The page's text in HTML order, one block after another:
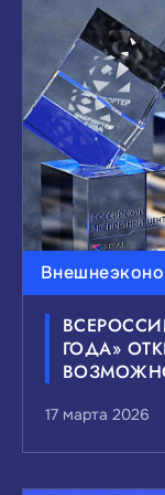
ГОДА»
17 марта 2026